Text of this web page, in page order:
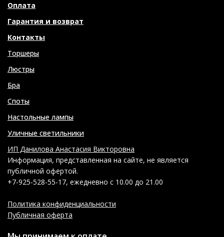
Оплата
Гарантия и возврат
Контакты
Торшеры
Люстры
Бра
Споты
Настольные лампы
Уличные светильники
ИП Данилова Анастасия Викторовна
Информация, представленная на сайте, не является
публичной офертой.
+7-925-528-55-17, ежедневно с 10.00 до 21.00
Политика конфиденциальности
Публичная оферта